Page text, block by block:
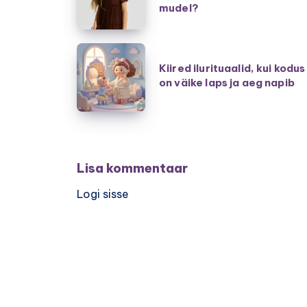
kleidid
kuidas
valida
tütrele
parim
mudel?
mudel?
Kiired
ilurituaalid,
kui
kodus
laps
Kiired ilurituaalid, kui kodus
on väike laps ja aeg napib
Lisa kommentaar
Logi sisse